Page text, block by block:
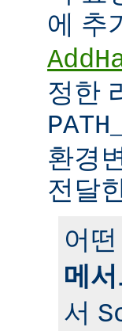
에 추
정한
환경
전달
어
메
서